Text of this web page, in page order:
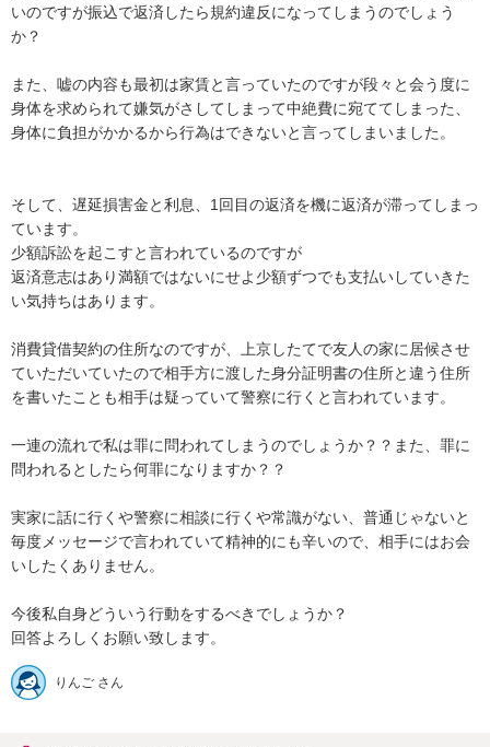
いのですが振込で返済したら規約違反になってしまうのでしょう
か？
また、嘘の内容も最初は家賃と言っていたのですが段々と会う度に
身体を求められて嫌気がさしてしまって中絶費に宛ててしまった、
身体に負担がかかるから行為はできないと言ってしまいました。
そして、遅延損害金と利息、1回目の返済を機に返済が滞ってしまっ
ています。
少額訴訟を起こすと言われているのですが
返済意志はあり満額ではないにせよ少額ずつでも支払いしていきた
い気持ちはあります。
消費貸借契約の住所なのですが、上京したてで友人の家に居候させ
ていただいていたので相手方に渡した身分証明書の住所と違う住所
を書いたことも相手は疑っていて警察に行くと言われています。
一連の流れで私は罪に問われてしまうのでしょうか？？また、罪に
問われるとしたら何罪になりますか？？
実家に話に行くや警察に相談に行くや常識がない、普通じゃないと
毎度メッセージで言われていて精神的にも辛いので、相手にはお会
いしたくありません。
今後私自身どういう行動をするべきでしょうか？
回答よろしくお願い致します。
りんご さん